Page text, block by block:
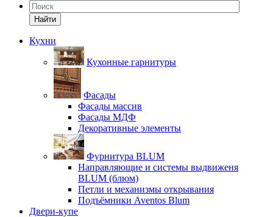
Найти
Кухни
Кухонные гарнитуры
Фасады
Фасады массив
Фасады МДФ
Декоративные элементы
Фурнитура BLUM
Направляющие и системы выдвиженя
BLUM (блюм)
Петли и механизмы открывания
Подъёмники Aventos Blum
Двери-купе